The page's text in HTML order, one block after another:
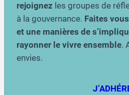
rejoignez les groupes de
à la gouvernance. Faites
et une manières de
rayonner le vivre ensemble.
envies.